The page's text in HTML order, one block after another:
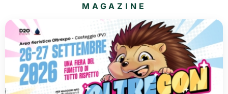
MAGAZINE